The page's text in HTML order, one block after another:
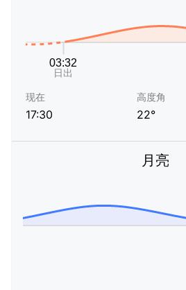
现在
17:30
高度角
22°
月亮